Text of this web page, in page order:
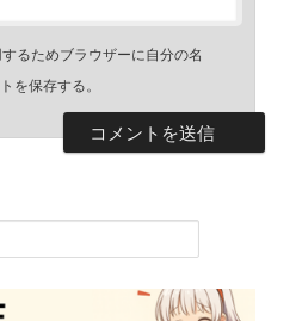
るためブラウザーに自分の名
を保存する。